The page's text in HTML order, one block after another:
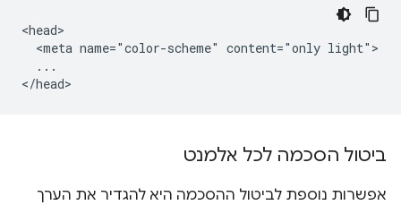
<head>
  <meta name="color-scheme" content="only light">
  ...
ביטול הסכמה לכל אלמנט
אפשרות נוספת לביטול ההסכמה היא להגדיר את הערך